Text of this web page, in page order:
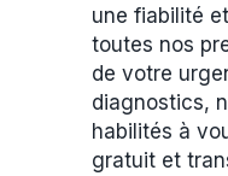
une fiabilité
toutes nos
de votre
diagnostics,
habilités à
gratuit et